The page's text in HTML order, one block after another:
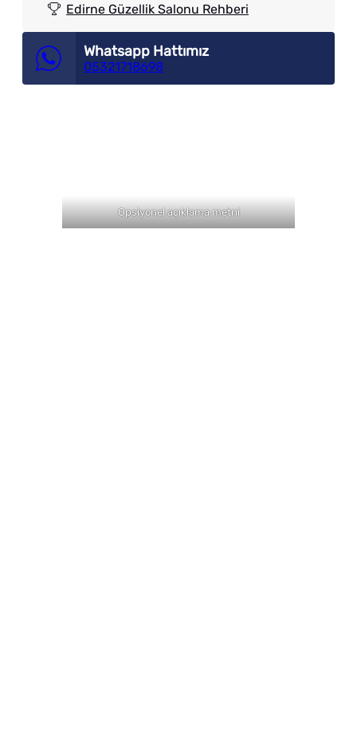
Edirne Güzellik Salonu Rehberi
Whatsapp Hattımız
05321718698
Opsiyonel açıklama metni